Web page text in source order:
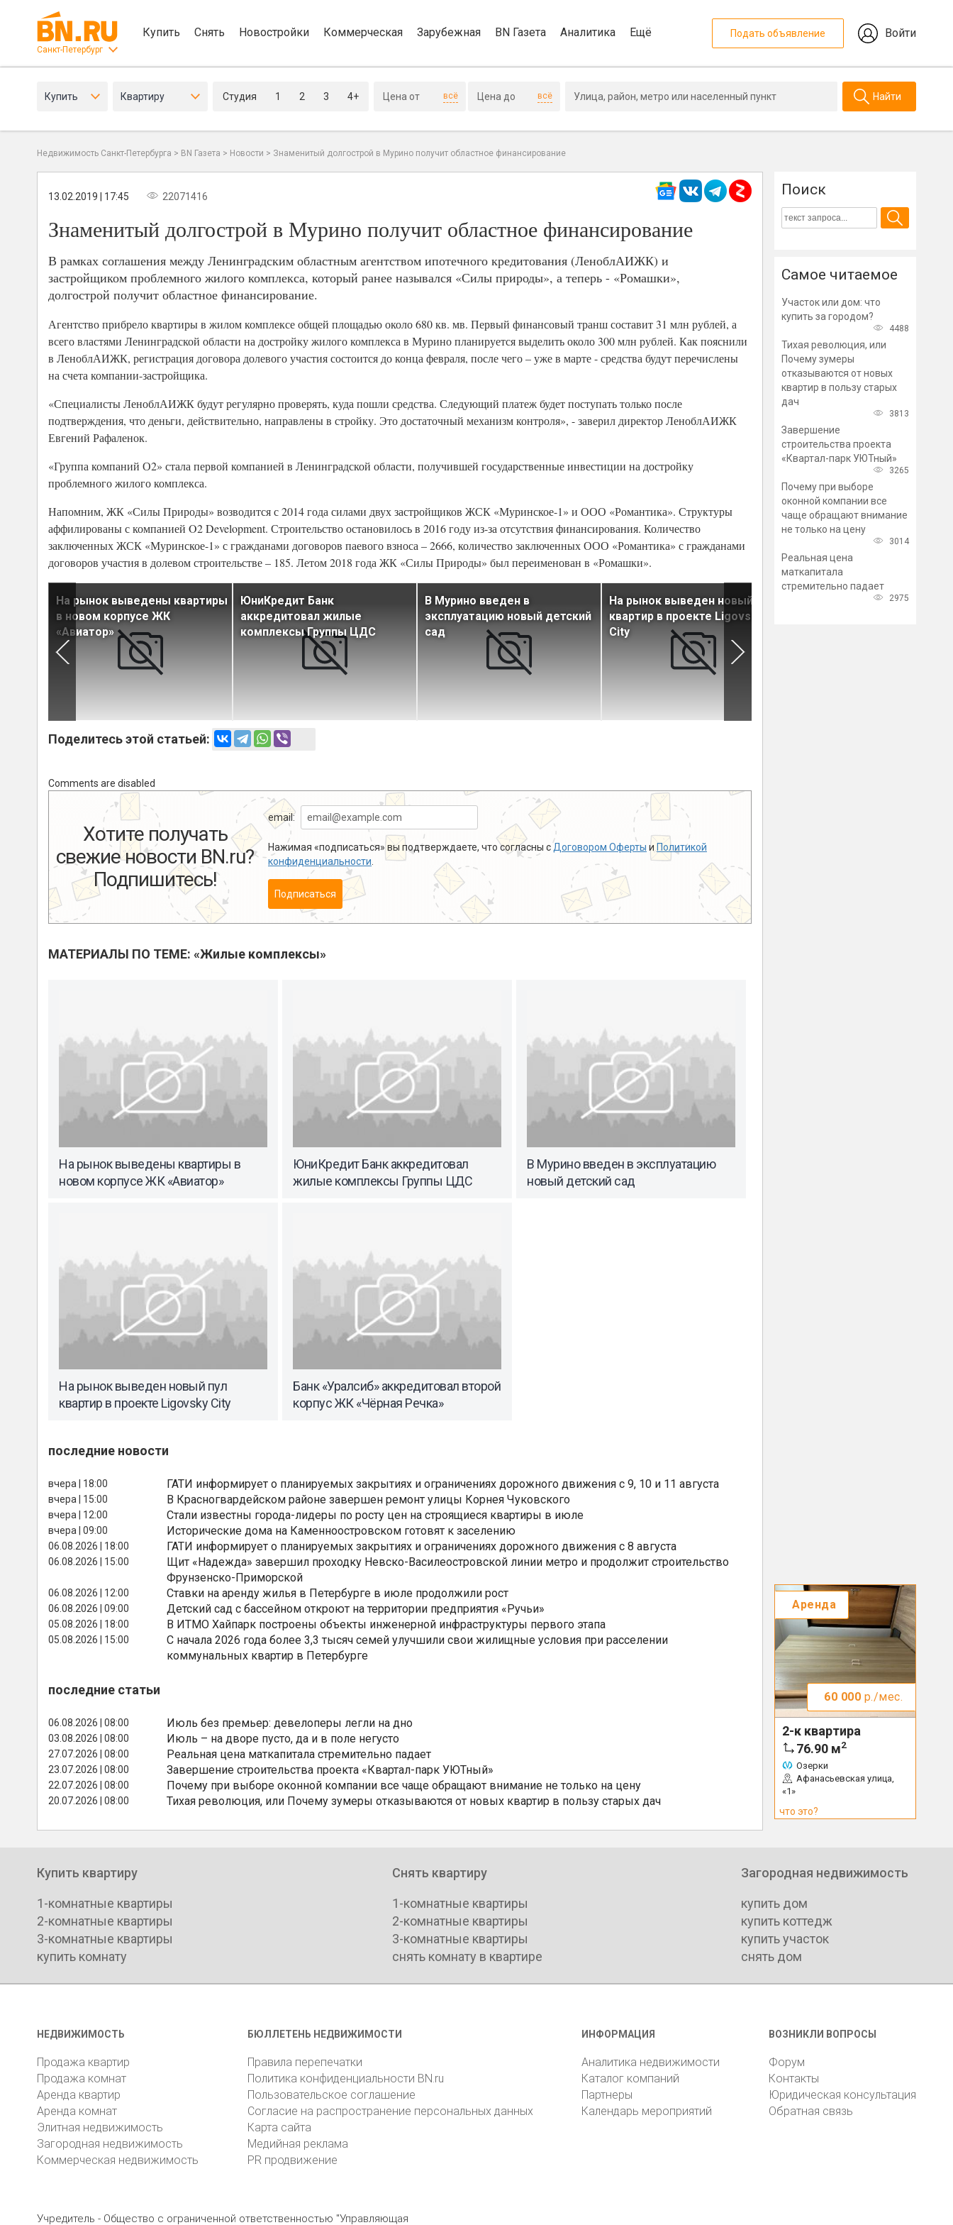
Санкт-Петербург
Купить Снять Новостройки Коммерческая Зарубежная BN Газета Аналитика Ещё Подать объявление Войти
Купить Квартиру Студия 1 2 3 4+ всё всё Найти
Недвижимость Санкт-Петербурга > BN Газета > Новости > Знаменитый долгострой в Мурино получит областное финансирование
13.02.2019 | 17:45 22071416
Знаменитый долгострой в Мурино получит областное финансирование
В рамках соглашения между Ленинградским областным агентством ипотечного кредитования (ЛеноблАИЖК) и
застройщиком проблемного жилого комплекса, который ранее назывался «Силы природы», а теперь - «Ромашки»,
долгострой получит областное финансирование.
Агентство прибрело квартиры в жилом комплексе общей площадью около 680 кв. мв. Первый финансовый транш составит 31 млн рублей, а
всего властями Ленинградской области на достройку жилого комплекса в Мурино планируется выделить около 300 млн рублей. Как пояснили
в ЛеноблАИЖК, регистрация договора долевого участия состоится до конца февраля, после чего – уже в марте - средства будут перечислены
на счета компании-застройщика.
«Специалисты ЛеноблАИЖК будут регулярно проверять, куда пошли средства. Следующий платеж будет поступать только после
подтверждения, что деньги, действительно, направлены в стройку. Это достаточный механизм контроля», - заверил директор ЛеноблАИЖК
Евгений Рафаленок.
«Группа компаний О2» стала первой компанией в Ленинградской области, получившей государственные инвестиции на достройку
проблемного жилого комплекса.
Напомним, ЖК «Силы Природы» возводится с 2014 года силами двух застройщиков ЖСК «Муринское-1» и ООО «Романтика». Структуры
аффилированы с компанией O2 Development. Строительство остановилось в 2016 году из-за отсутствия финансирования. Количество
заключенных ЖСК «Муринское-1» с гражданами договоров паевого взноса – 2666, количество заключенных ООО «Романтика» с гражданами
договоров участия в долевом строительстве – 185. Летом 2018 года ЖК «Силы Природы» был переименован в «Ромашки».
На рынок выведены квартиры
в новом корпусе ЖК
«Авиатор»
ЮниКредит Банк
аккредитовал жилые
комплексы Группы ЦДС
В Мурино введен в
эксплуатацию новый детский
сад
На рынок выведен новый пул
квартир в проекте Ligovsky
City
Банк «Уралсиб»
Поделитесь этой статьей:
Comments are disabled
Хотите получать
свежие новости BN.ru?
Подпишитесь!
email:
Нажимая «подписаться» вы подтверждаете, что согласны с Договором Оферты и Политикой
конфиденциальности
Подписаться
МАТЕРИАЛЫ ПО ТЕМЕ: «Жилые комплексы»
На рынок выведены квартиры в
новом корпусе ЖК «Авиатор»
ЮниКредит Банк аккредитовал
жилые комплексы Группы ЦДС
В Мурино введен в эксплуатацию
новый детский сад
На рынок выведен новый пул
квартир в проекте Ligovsky City
Банк «Уралсиб» аккредитовал второй
корпус ЖК «Чёрная Речка»
последние новости
вчера | 18:00 ГАТИ информирует о планируемых закрытиях и ограничениях дорожного движения с 9, 10 и 11 августа
вчера | 15:00 В Красногвардейском районе завершен ремонт улицы Корнея Чуковского
вчера | 12:00 Стали известны города-лидеры по росту цен на строящиеся квартиры в июле
вчера | 09:00 Исторические дома на Каменноостровском готовят к заселению
06.08.2026 | 18:00 ГАТИ информирует о планируемых закрытиях и ограничениях дорожного движения с 8 августа
06.08.2026 | 15:00
Щит «Надежда» завершил проходку Невско-Василеостровской линии метро и продолжит строительство
Фрунзенско-Приморской
06.08.2026 | 12:00 Ставки на аренду жилья в Петербурге в июле продолжили рост
06.08.2026 | 09:00 Детский сад с бассейном откроют на территории предприятия «Ручьи»
05.08.2026 | 18:00 В ИТМО Хайпарк построены объекты инженерной инфраструктуры первого этапа
05.08.2026 | 15:00
С начала 2026 года более 3,3 тысяч семей улучшили свои жилищные условия при расселении
коммунальных квартир в Петербурге
последние статьи
06.08.2026 | 08:00 Июль без премьер: девелоперы легли на дно
03.08.2026 | 08:00 Июль – на дворе пусто, да и в поле негусто
27.07.2026 | 08:00 Реальная цена маткапитала стремительно падает
23.07.2026 | 08:00 Завершение строительства проекта «Квартал-парк УЮТный»
22.07.2026 | 08:00 Почему при выборе оконной компании все чаще обращают внимание не только на цену
20.07.2026 | 08:00 Тихая революция, или Почему зумеры отказываются от новых квартир в пользу старых дач
Поиск
Самое читаемое
Участок или дом: что
купить за городом?
4488
Тихая революция, или
Почему зумеры
отказываются от новых
квартир в пользу старых
дач
3813
Завершение
строительства проекта
«Квартал-парк УЮТный»
3265
Почему при выборе
оконной компании все
чаще обращают внимание
не только на цену
3014
Реальная цена
маткапитала
стремительно падает
2975
Аренда
60 000 р./мес.
2-к квартира
76.90 м2
Озерки
Афанасьевская улица,
«1»
что это?
Купить квартиру
1-комнатные квартиры
2-комнатные квартиры
3-комнатные квартиры
купить комнату
Снять квартиру
1-комнатные квартиры
2-комнатные квартиры
3-комнатные квартиры
снять комнату в квартире
Загородная недвижимость
купить дом
купить коттедж
купить участок
снять дом
НЕДВИЖИМОСТЬ
Продажа квартир
Продажа комнат
Аренда квартир
Аренда комнат
Элитная недвижимость
Загородная недвижимость
Коммерческая недвижимость
БЮЛЛЕТЕНЬ НЕДВИЖИМОСТИ
Правила перепечатки
Политика конфиденциальности BN.ru
Пользовательское соглашение
Согласие на распространение персональных данных
Карта сайта
Медийная реклама
PR продвижение
ИНФОРМАЦИЯ
Аналитика недвижимости
Каталог компаний
Партнеры
Календарь мероприятий
ВОЗНИКЛИ ВОПРОСЫ
Форум
Контакты
Юридическая консультация
Обратная связь
Учредитель - Общество с ограниченной ответственностью "Управляющая